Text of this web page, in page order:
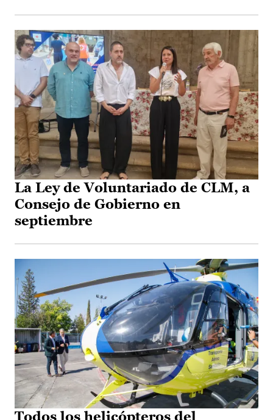
La Ley de Voluntariado de CLM, a
Consejo de Gobierno en
septiembre
Todos los helicópteros del